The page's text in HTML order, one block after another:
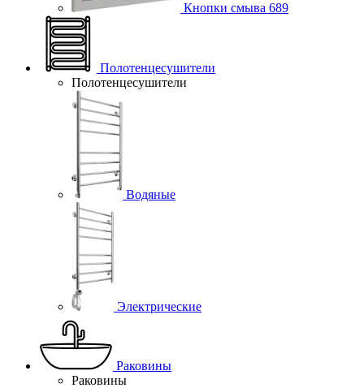
Кнопки смыва 689
Полотенцесушители
Полотенцесушители
Водяные
Электрические
Раковины
Раковины